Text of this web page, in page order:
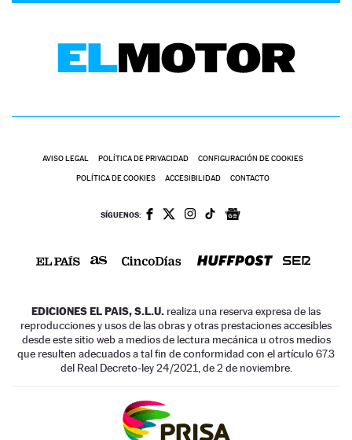
AVISO LEGAL POLÍTICA DE PRIVACIDAD CONFIGURACIÓN DE COOKIES
POLÍTICA DE COOKIES ACCESIBILIDAD CONTACTO
SÍGUENOS:
EDICIONES EL PAIS, S.L.U. realiza una reserva expresa de las
reproducciones y usos de las obras y otras prestaciones accesibles
desde este sitio web a medios de lectura mecánica u otros medios
que resulten adecuados a tal fin de conformidad con el artículo 67.3
del Real Decreto-ley 24/2021, de 2 de noviembre.